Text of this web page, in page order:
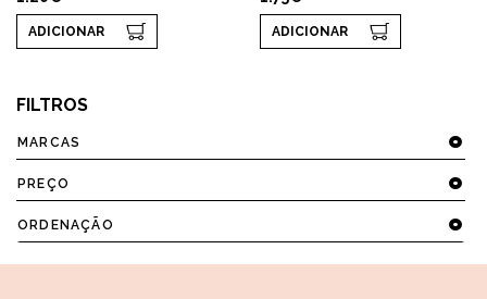
ADICIONAR ADICIONAR
FILTROS
MARCAS
PREÇO
ORDENAÇÃO